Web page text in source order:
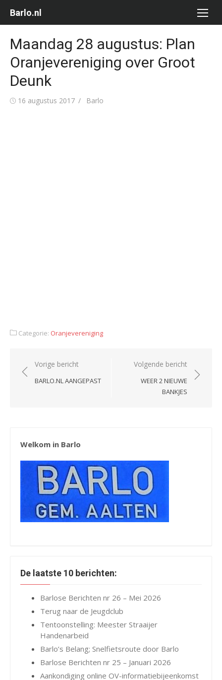
naar
inhoud
Barlo.nl
Maandag 28 augustus: Plan
Oranjevereniging over Groot
Deunk
Gepubliceerd
16 augustus 2017 Auteur
Barlo
Categorie: Oranjevereniging
Bericht
navigatie
Vorige bericht
BARLO.NL AANGEPAST
Volgende bericht
WEER 2 NIEUWE
BANKJES
Welkom in Barlo
De laatste 10 berichten:
Barlose Berichten nr 26 – Mei 2026
Terug naar de Jeugdclub
Tentoonstelling: Meester Straaijer
Handenarbeid
Barlo’s Belang; Snelfietsroute door Barlo
Barlose Berichten nr 25 – Januari 2026
Aankondiging online OV-informatiebijeenkomst